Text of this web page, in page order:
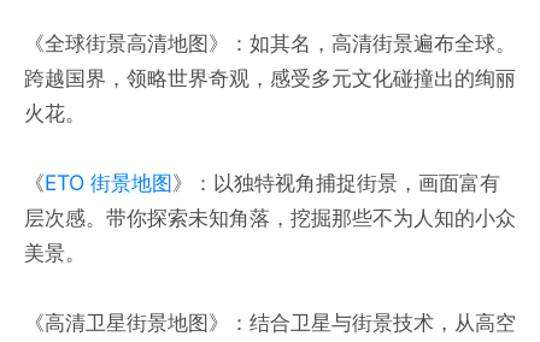
《全球街景高清地图》：如其名，高清街景遍布全球。
跨越国界，领略世界奇观，感受多元文化碰撞出的绚丽
火花。
《ETO 街景地图》：以独特视角捕捉街景，画面富有
层次感。带你探索未知角落，挖掘那些不为人知的小众
美景。
《高清卫星街景地图》：结合卫星与街景技术，从高空